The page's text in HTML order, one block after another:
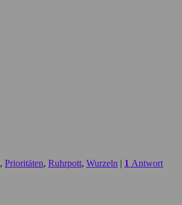
, Prioritäten, Ruhrpott, Wurzeln | 1 Antwort